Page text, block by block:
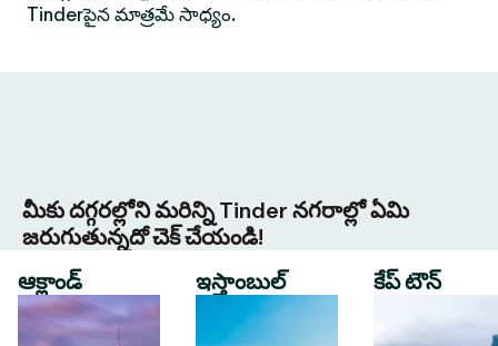
Tinderపైన మాత్రమే సాధ్యం.
మీకు దగ్గరల్లోని మరిన్ని Tinder నగరాల్లో ఏమి
జరుగుతున్నదో చెక్ చేయండి!
ఆక్లాండ్
ఇస్తాంబుల్ కేప్ టౌన్